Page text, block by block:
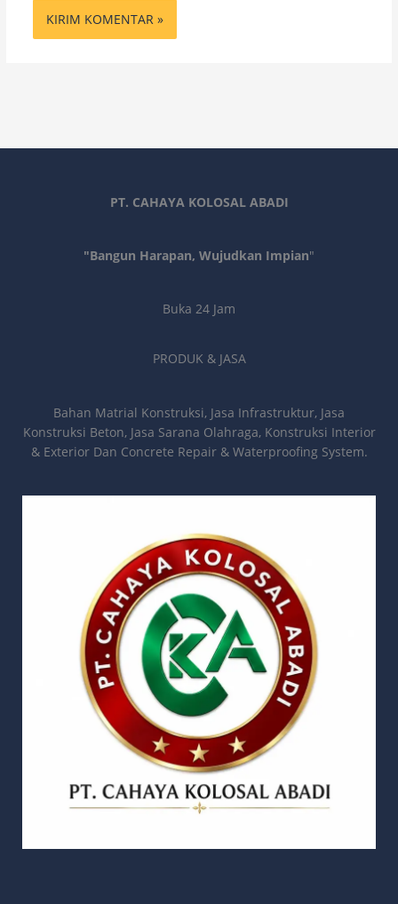
PT. CAHAYA KOLOSAL ABADI
"Bangun Harapan, Wujudkan Impian"
Buka 24 Jam
PRODUK & JASA
Bahan Matrial Konstruksi, Jasa Infrastruktur, Jasa
Konstruksi Beton, Jasa Sarana Olahraga, Konstruksi Interior
& Exterior Dan Concrete Repair & Waterproofing System.